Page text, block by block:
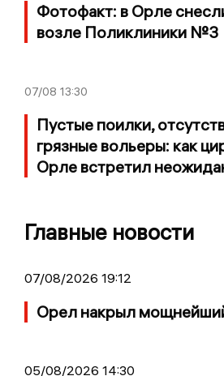
Фотофакт: в Орле
возле Поликлиники №3
07/08 13:30
Пустые поилки,
грязные вольеры: как
Орле встретил
Главные новости
07/08/2026 19:12
Орел накрыл
05/08/2026 14:30